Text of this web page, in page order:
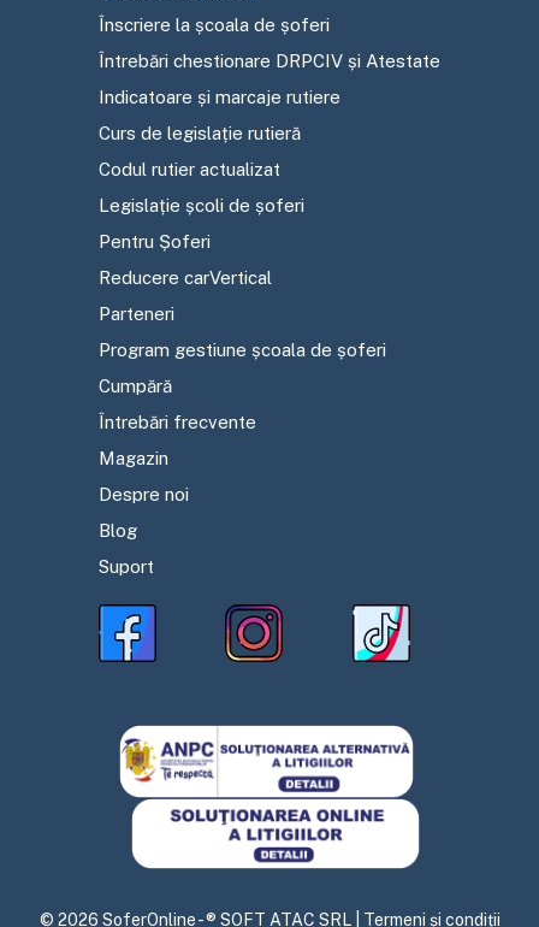
Înscriere la școala de șoferi
Întrebări chestionare DRPCIV și Atestate
Indicatoare și marcaje rutiere
Curs de legislație rutieră
Codul rutier actualizat
Legislație școli de șoferi
Pentru Șoferi
Reducere carVertical
Parteneri
Program gestiune școala de șoferi
Cumpără
Întrebări frecvente
Magazin
Despre noi
Blog
Suport
© 2026 SoferOnline - ® SOFT ATAC SRL | Termeni și condiții